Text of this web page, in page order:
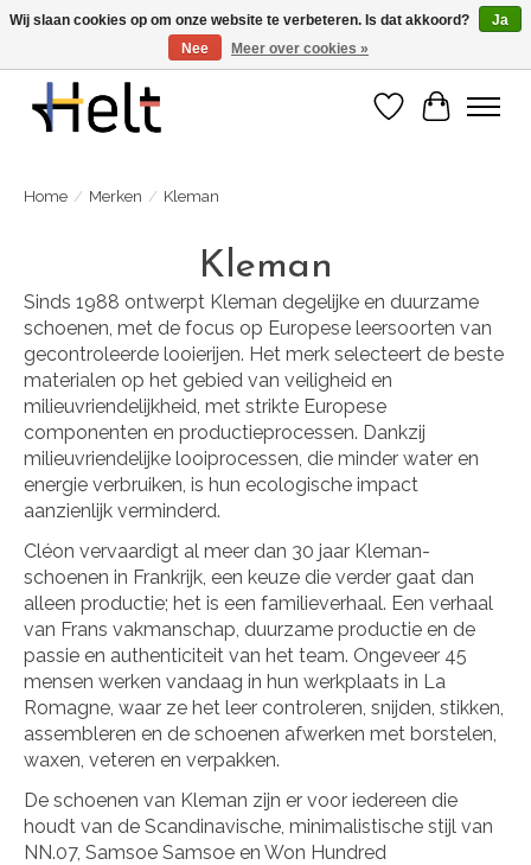
Ontdek de nieuwe collecties in store & online
Verlanglijst
Home / Merken / Kleman
Kleman
Sinds 1988 ontwerpt Kleman degelijke en duurzame
schoenen, met de focus op Europese leersoorten van
gecontroleerde looierijen. Het merk selecteert de beste
materialen op het gebied van veiligheid en
milieuvriendelijkheid, met strikte Europese
componenten en productieprocessen. Dankzij
milieuvriendelijke looiprocessen, die minder water en
energie verbruiken, is hun ecologische impact
aanzienlijk verminderd.
Cléon vervaardigt al meer dan 30 jaar Kleman-
schoenen in Frankrijk, een keuze die verder gaat dan
alleen productie; het is een familieverhaal. Een verhaal
van Frans vakmanschap, duurzame productie en de
passie en authenticiteit van het team. Ongeveer 45
mensen werken vandaag in hun werkplaats in La
Romagne, waar ze het leer controleren, snijden, stikken,
assembleren en de schoenen afwerken met borstelen,
waxen, veteren en verpakken.
De schoenen van Kleman zijn er voor iedereen die
houdt van de Scandinavische, minimalistische stijl van
NN.07, Samsoe Samsoe en Won Hundred
Wij slaan cookies op om onze website te verbeteren. Is dat akkoord?
Ja
Nee
Meer over cookies »